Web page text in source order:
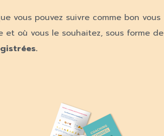
vous pouvez suivre comme bon vous
et où vous le souhaitez, sous forme de